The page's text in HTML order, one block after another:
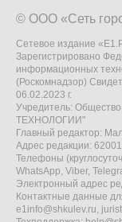
© ООО «Сеть
Сетевое издание
Зарегистрировано
информационных
(Роскомнадзор)
06.02.2023 г.
Учредитель:
ТЕХНОЛОГИИ"
Главный редактор:
Адрес редакции:
Телефоны
WhatsApp, Viber,
Электронный адрес
Контактные данные
e1info@shkulev.ru,